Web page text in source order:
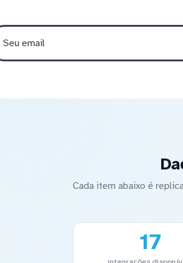
Cada item abaixo é
17